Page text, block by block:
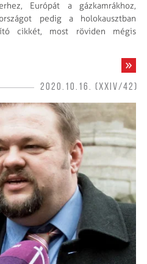
Európát a gázkamrákhoz,
pedig a holokausztban
cikkét, most röviden mégis
2020.10.16. (XXIV/42)